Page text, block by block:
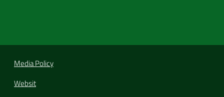
Media Policy
Websit